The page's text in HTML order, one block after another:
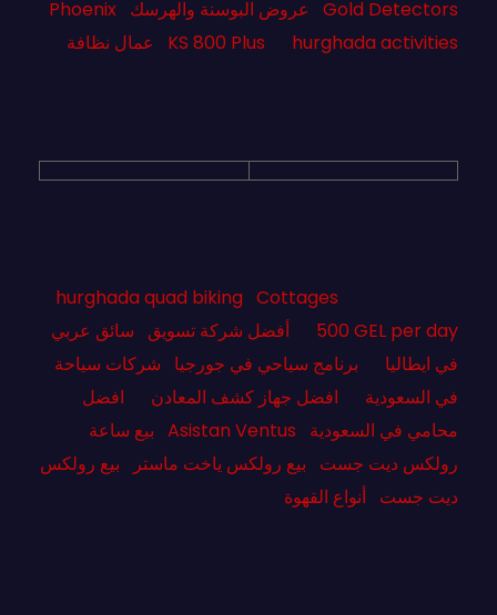
Gold Detectors
عروض البوسنة والهرسك Phoenix
KS 800 Plus
hurghada activities عمال نظافة
hurghada quad biking Cottages
500 GEL per day
أفضل شركة تسويق
سائق عربي
في ايطاليا
برنامج سياحي في جورجيا
شركات سياحة
في السعودية
افضل جهاز كشف المعادن
افضل
محامي في السعودية
Asistan Ventus بيع ساعة
رولكس ديت جست
بيع رولكس ياخت ماستر
بيع رولكس
ديت جست أنواع القهوة